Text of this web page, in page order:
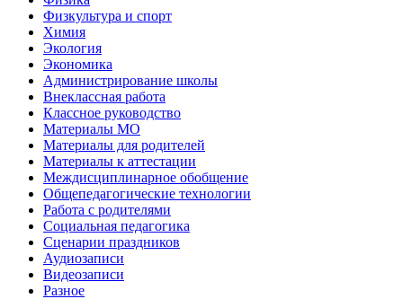
Физкультура и спорт
Химия
Экология
Экономика
Администрирование школы
Внеклассная работа
Классное руководство
Материалы МО
Материалы для родителей
Материалы к аттестации
Междисциплинарное обобщение
Общепедагогические технологии
Работа с родителями
Социальная педагогика
Сценарии праздников
Аудиозаписи
Видеозаписи
Разное